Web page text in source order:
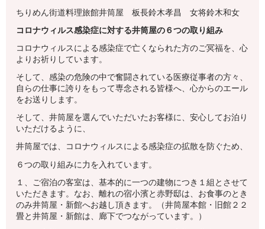
ちりめん街道料理旅館井筒屋 板長鈴木孝昌 女将鈴木和女
コロナウィルス感染症に対する井筒屋の６つの取り組み
コロナウィルスによる感染症で亡くなられた方のご冥福を、心
よりお祈りしています。
そして、感染の危険の中で奮闘されている医療従事者の方々、
自らの仕事に誇りをもって専念される皆様へ、心からのエール
をお送りします。
そして、井筒屋を選んでいただいたお客様に、安心してお泊り
いただけるように、
井筒屋では、コロナウィルスによる感染症の拡散を防ぐため、
６つの取り組みに力を入れています。
１、ご宿泊の客室は、基本的に一つの建物につき１組とさせて
いただきます。なお、離れの宿小濱と赤野邸は、お食事のとき
のみ井筒屋・新館へお越し頂きます。（井筒屋本館・旧館２２
畳と井筒屋・新館は、廊下でつながっています。）